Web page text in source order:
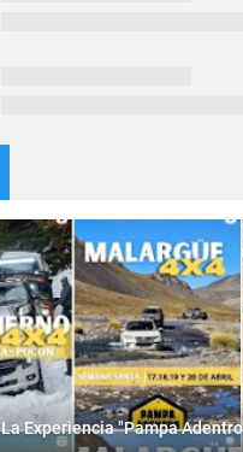
La Experiencia "Pampa